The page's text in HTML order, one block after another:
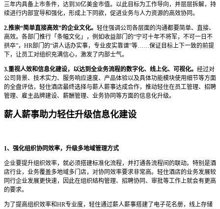
三年内具备上市条件，达到30亿美金市值。以此目标为工作导向，并层层拆解，持
续进行内部宣导和强化，形成上下同欲，促进业务与人力资源的高效协同。
2.推崇“简单直接高效”的企业文化。 轻住强调公司各层面的沟通都要简单、直接、
高效。各部门推行「条幅文化」，例如收益部门的“宁可十年不将军，不可一日不
拱卒”，HR部门的“讲人话办实事，专业皮实靠谱”等……保证目标上下一致的前提
下，让员工对组织充满信心，激发了内部士气。
3.重视人效和信息化建设，以达到全业务流程的数字化、线上化、可视化。 经过对
公司背景、技术实力、服务响应速度、产品体验以及具体功能模块使用细节等方面
的全盘评估，轻住酒店最终选择与薪人薪事达成合作，推动轻住在员工管理、招聘
管理、雇主品牌建设、薪酬管理、业务协同等方面的信息化升级。
薪人薪事助力轻住升级信息化建设
1、强化组织协同效率，升级多地域管理方式
企业要提升组织效率，就必须搭建标准化流程，并打通各流程间的联动。特别是酒
店行业，业务覆盖多地域多门店，对协同效率要求非常高。轻住酒店的业务发展较
同行企业发展更快速，因此在组织结构管理、招聘协同、审批等工作上就会有更高
的要求。
为了提高组织效率和HR专业度，轻住通过薪人薪事搭建了电子花名册，线上存储